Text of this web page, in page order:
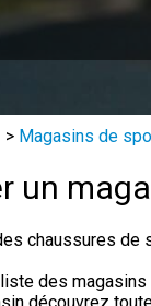
> Magasins de
un
chaussures
des